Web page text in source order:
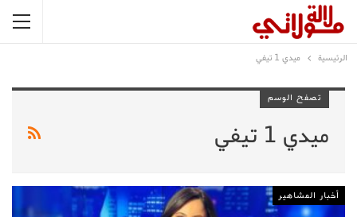
الرئيسية ميدي 1 تيفي
تصفح الوسم
ميدي 1 تيفي
أخبار المشاهير